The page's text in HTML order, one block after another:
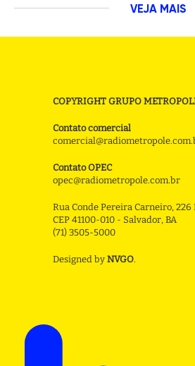
VEJA MAIS
COPYRIGHT GRUPO
Contato comercial
Contato OPEC
opec@radiometropole.com.br
Rua Conde Pereira Carneiro,
CEP 41100-010 - Salvador, BA
(71) 3505-5000
Designed by NVGO.